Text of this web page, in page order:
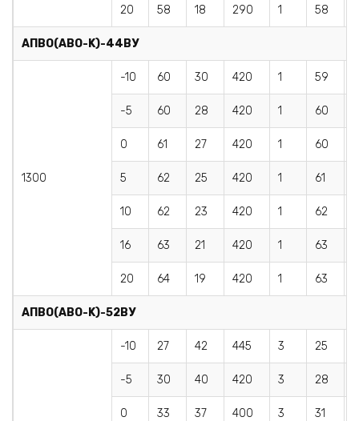
20 58 18 290 1 58
AПBO(АВО-K)-44BУ
1300
-10 60 30 420 1 59
-5 60 28 420 1 60
0 61 27 420 1 60
5 62 25 420 1 61
10 62 23 420 1 62
16 63 21 420 1 63
20 64 19 420 1 63
AПBO(АВО-K)-52BУ
-10 27 42 445 3 25
-5 30 40 420 3 28
0 33 37 400 3 31